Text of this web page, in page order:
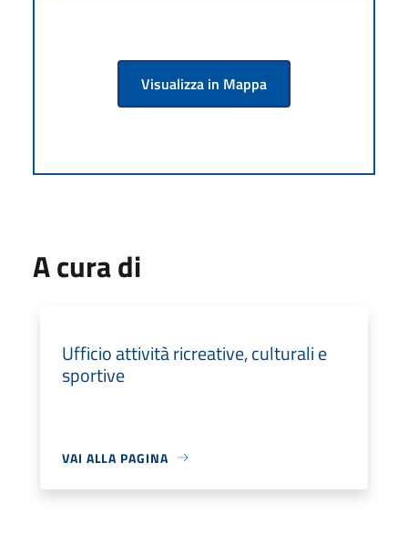
Visualizza in Mappa
A cura di
Ufficio attività ricreative, culturali e
sportive
VAI ALLA PAGINA